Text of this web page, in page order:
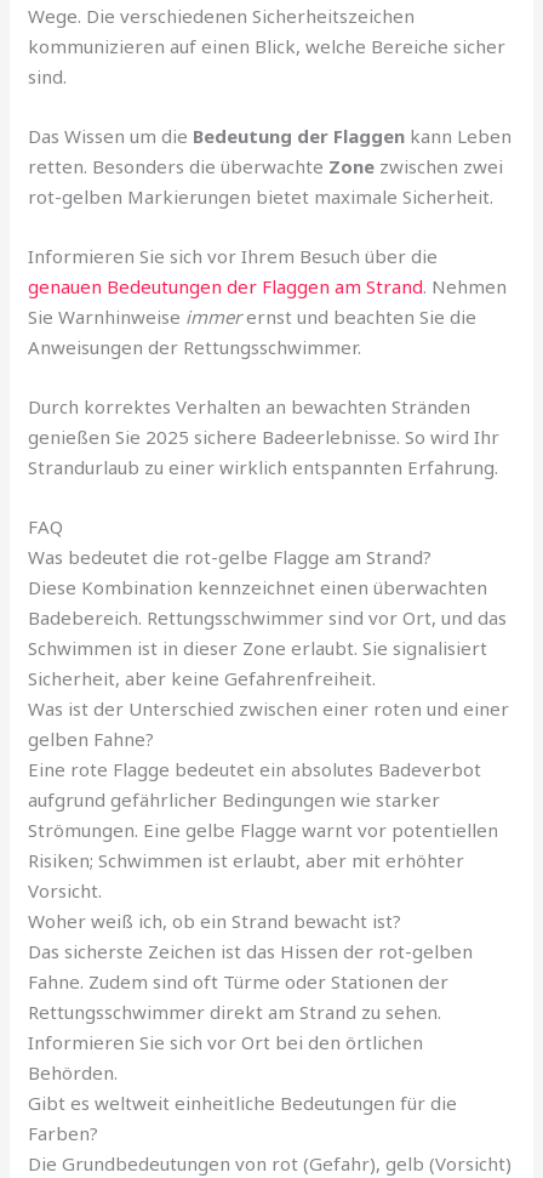
Wege. Die verschiedenen Sicherheitszeichen
kommunizieren auf einen Blick, welche Bereiche sicher
sind.
Das Wissen um die Bedeutung der Flaggen kann Leben
retten. Besonders die überwachte Zone zwischen zwei
rot-gelben Markierungen bietet maximale Sicherheit.
Informieren Sie sich vor Ihrem Besuch über die
genauen Bedeutungen der Flaggen am Strand. Nehmen
Sie Warnhinweise immerernst und beachten Sie die
Anweisungen der Rettungsschwimmer.
Durch korrektes Verhalten an bewachten Stränden
genießen Sie 2025 sichere Badeerlebnisse. So wird Ihr
Strandurlaub zu einer wirklich entspannten Erfahrung.
FAQ
Was bedeutet die rot-gelbe Flagge am Strand?
Diese Kombination kennzeichnet einen überwachten
Badebereich. Rettungsschwimmer sind vor Ort, und das
Schwimmen ist in dieser Zone erlaubt. Sie signalisiert
Sicherheit, aber keine Gefahrenfreiheit.
Was ist der Unterschied zwischen einer roten und einer
gelben Fahne?
Eine rote Flagge bedeutet ein absolutes Badeverbot
aufgrund gefährlicher Bedingungen wie starker
Strömungen. Eine gelbe Flagge warnt vor potentiellen
Risiken; Schwimmen ist erlaubt, aber mit erhöhter
Vorsicht.
Woher weiß ich, ob ein Strand bewacht ist?
Das sicherste Zeichen ist das Hissen der rot-gelben
Fahne. Zudem sind oft Türme oder Stationen der
Rettungsschwimmer direkt am Strand zu sehen.
Informieren Sie sich vor Ort bei den örtlichen
Behörden.
Gibt es weltweit einheitliche Bedeutungen für die
Farben?
Die Grundbedeutungen von rot (Gefahr), gelb (Vorsicht)